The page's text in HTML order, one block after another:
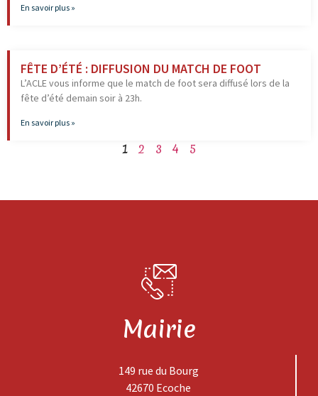
En savoir plus »
FÊTE D’ÉTÉ : DIFFUSION DU MATCH DE FOOT
L’ACLE vous informe que le match de foot sera diffusé lors de la
fête d’été demain soir à 23h.
En savoir plus »
1 2 3 4 5
Mairie
149 rue du Bourg
42670 Ecoche